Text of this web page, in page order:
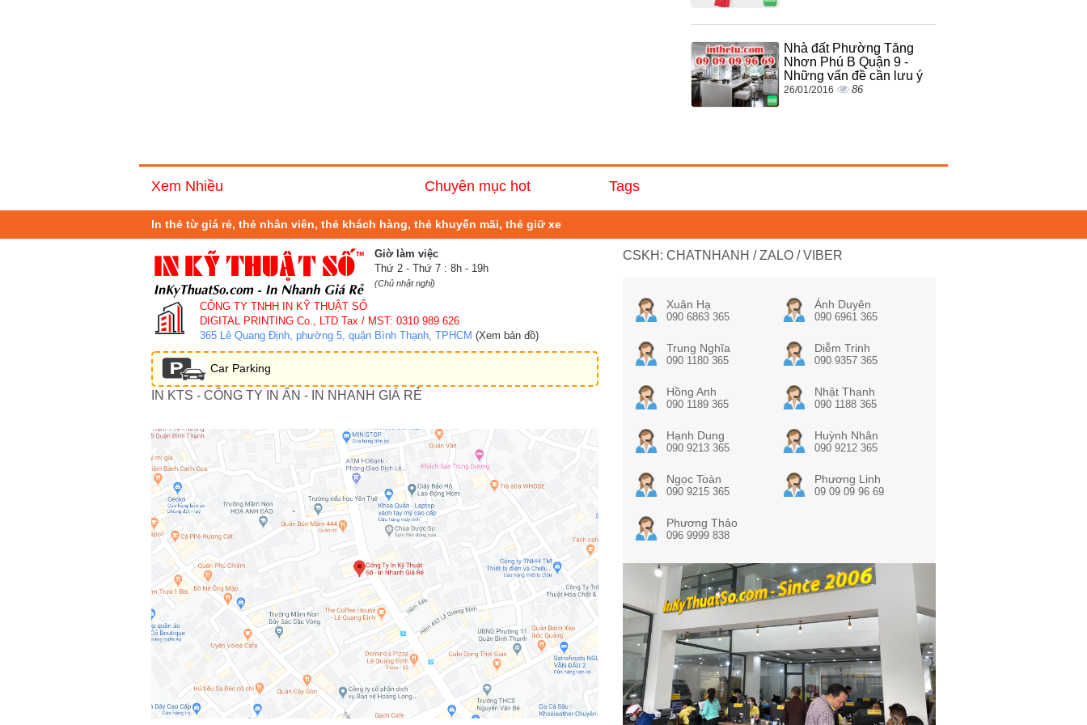
Nhà đất Phường Tăng
Nhơn Phú B Quận 9 -
Những vấn đề cần lưu ý
26/01/2016 86
Xem Nhiều Chuyên mục hot Tags
In thẻ từ giá rẻ, thẻ nhân viên, thẻ khách hàng, thẻ khuyến mãi, thẻ giữ xe
Giờ làm việc
Thứ 2 - Thứ 7 : 8h - 19h
(Chủ nhật nghỉ)
CÔNG TY TNHH IN KỸ THUẬT SỐ
DIGITAL PRINTING Co., LTD Tax / MST: 0310 989 626
365 Lê Quang Định, phường 5, quận Bình Thạnh, TPHCM (Xem bản đồ)
Car Parking
IN KTS - CÔNG TY IN ẤN - IN NHANH GIÁ RẺ
CSKH: CHATNHANH / ZALO / VIBER
Xuân Hạ
090 6863 365
Ánh Duyên
090 6961 365
Trung Nghĩa
090 1180 365
Diễm Trinh
090 9357 365
Hồng Anh
090 1189 365
Nhật Thanh
090 1188 365
Hạnh Dung
090 9213 365
Huỳnh Nhân
090 9212 365
Ngọc Toàn
090 9215 365
Phương Linh
09 09 09 96 69
Phương Thảo
096 9999 838